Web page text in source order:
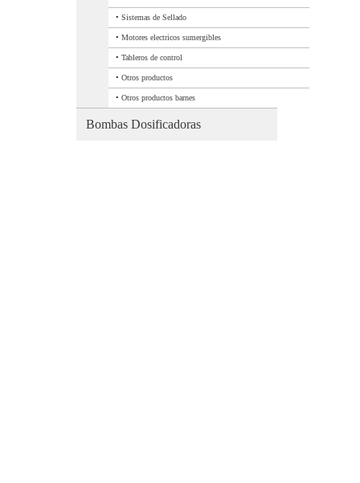
• Sistemas de Sellado
• Motores electricos sumergibles
• Tableros de control
• Otros productos
• Otros productos barnes
Bombas Dosificadoras